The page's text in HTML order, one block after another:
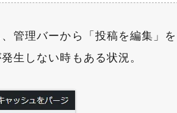
管理バーから「投稿を編集」を
生しない時もある状況。